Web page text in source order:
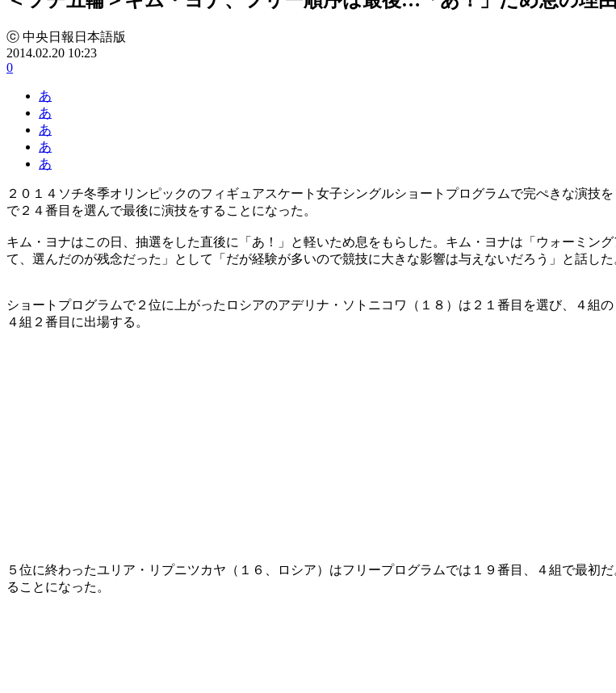
ⓒ 中央日報日本語版
2014.02.20 10:23
0
あ
あ
あ
あ
あ
２０１４ソチ冬季オリンピックのフィギュアスケート女子シングルショートプログラムで完ぺきな演技
で２４番目を選んで最後に演技をすることになった。
キム・ヨナはこの日、抽選をした直後に「あ！」と軽いため息をもらした。キム・ヨナは「ウォーミン
て、選んだのが残念だった」として「だが経験が多いので競技に大きな影響は与えないだろう」と話した
ショートプログラムで２位に上がったロシアのアデリナ・ソトニコワ（１８）は２１番目を選び、４組
４組２番目に出場する。
５位に終わったユリア・リプニツカヤ（１６、ロシア）はフリープログラムでは１９番目、４組で最初
ることになった。